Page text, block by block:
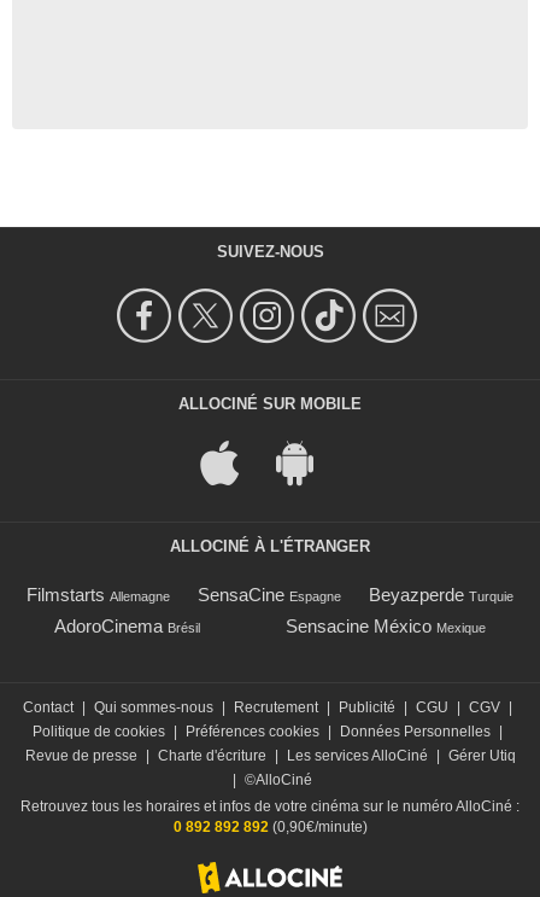
SUIVEZ-NOUS
ALLOCINÉ SUR MOBILE
ALLOCINÉ À L'ÉTRANGER
Filmstarts Allemagne SensaCine Espagne Beyazperde Turquie
AdoroCinema Brésil Sensacine México Mexique
Contact | Qui sommes-nous | Recrutement | Publicité | CGU | CGV |
Politique de cookies | Préférences cookies | Données Personnelles |
Revue de presse
| Charte d'écriture | Les services AlloCiné | Gérer Utiq
| ©AlloCiné
Retrouvez tous les horaires et infos de votre cinéma sur le numéro AlloCiné :
0 892 892 892 (0,90€/minute)